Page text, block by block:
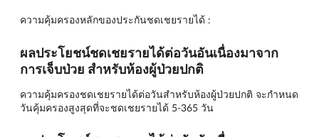
ความคุ้มครองหลักของประกันชดเชยรายได้ :
ผลประโยชน์ชดเชยรายได้ต่อวันอันเนื่องมาจาก
การเจ็บป่วย สำหรับห้องผู้ป่วยปกติ
ความคุ้มครองชดเชยรายได้ต่อวันสำหรับห้องผู้ป่วยปกติ จะกำหนด
วันคุ้มครองสูงสุดที่จะชดเชยรายได้ 5-365 วัน